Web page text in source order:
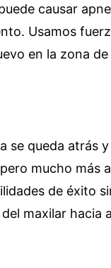
causar
Usamos
en la zona
se queda atrás
mucho más
de éxito
maxilar hacia